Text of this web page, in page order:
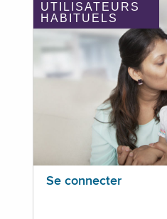
UTILISATEURS
HABITUELS
Se connecter